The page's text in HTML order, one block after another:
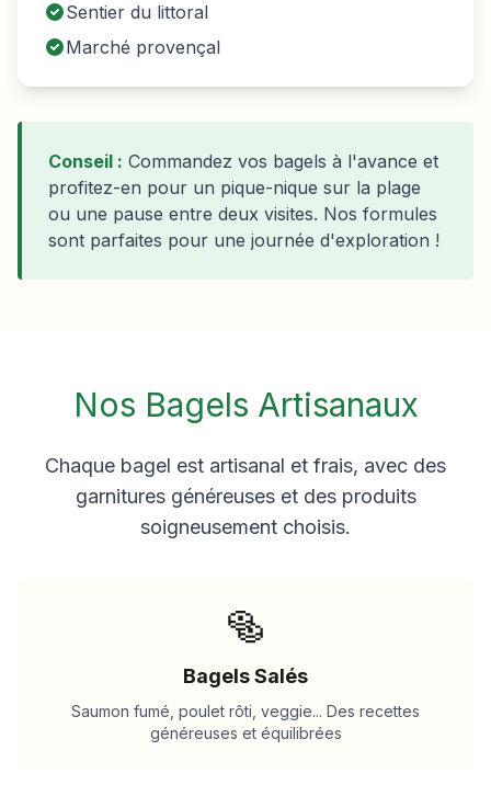
Sentier du littoral
Marché provençal
Conseil : Commandez vos bagels à l'avance et
profitez-en pour un pique-nique sur la plage
ou une pause entre deux visites. Nos formules
sont parfaites pour une journée d'exploration !
Nos Bagels Artisanaux
Chaque bagel est artisanal et frais, avec des
garnitures généreuses et des produits
soigneusement choisis.
🥯
Bagels Salés
Saumon fumé, poulet rôti, veggie... Des recettes
généreuses et équilibrées